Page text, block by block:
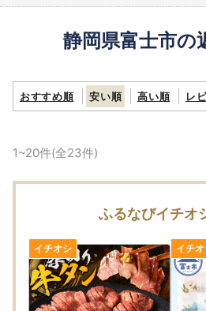
静岡県富士市の
おすすめ順 安い順 高い順 レ
1~20件(全23件)
ふるなびイチオ